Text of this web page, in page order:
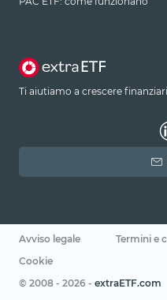
Ti aiutiamo a crescere
Avviso legale Termini e
Cookie
© 2008 - 2026 - extraETF.com